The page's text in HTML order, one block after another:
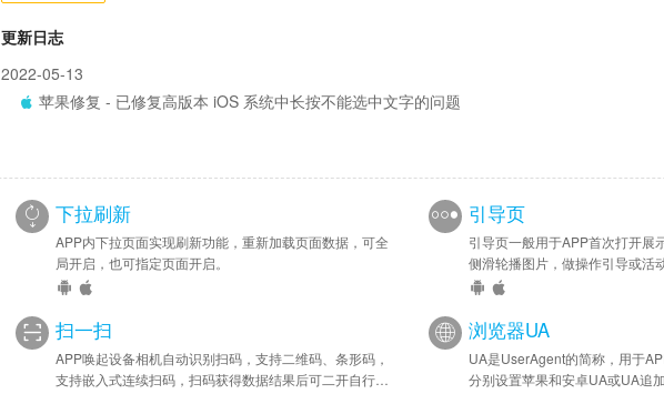
更新日志
2022-05-13
苹果修复 - 已修复高版本 iOS 系统中长按不能选中文字的问题
下拉刷新
APP内下拉页面实现刷新功能，重新加载页面数据，可全
局开启，也可指定页面开启。
引导页
引导页一般用于APP首次打开展
侧滑轮播图片，做操作引导或活
扫一扫
APP唤起设备相机自动识别扫码，支持二维码、条形码，
支持嵌入式连续扫码，扫码获得数据结果后可二开自行处
浏览器UA
UA是UserAgent的简称，用于
分别设置苹果和安卓UA或UA追加